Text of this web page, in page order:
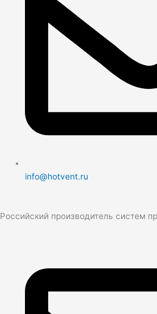
info@hotvent.ru
Российский производитель систем